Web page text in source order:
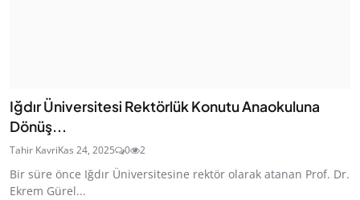
Iğdır Üniversitesi Rektörlük Konutu Anaokuluna
Dönüş...
Tahir KavriKas 24, 2025 0 2
Bir süre önce Iğdır Üniversitesine rektör olarak atanan Prof. Dr.
Ekrem Gürel...